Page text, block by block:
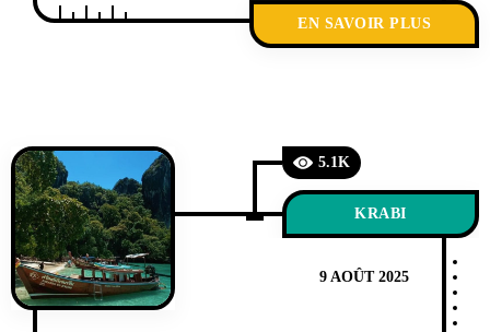
EN SAVOIR PLUS
5.1K
KRABI
9 AOÛT 2025